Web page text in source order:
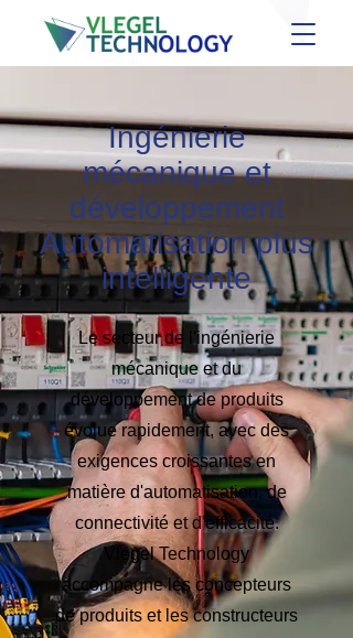
Ingénierie
mécanique et
développement
Automatisation plus
intelligente
Le secteur de l'ingénierie
mécanique et du
développement de produits
évolue rapidement, avec des
exigences croissantes en
matière d'automatisation, de
connectivité et d'efficacité.
Vlegel Technology
accompagne les concepteurs
de produits et les constructeurs